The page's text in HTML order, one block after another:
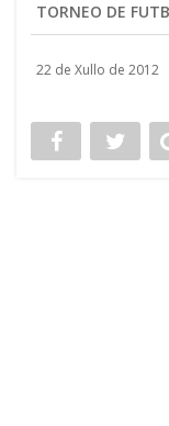
TORNEO DE
22 de Xullo de 2012